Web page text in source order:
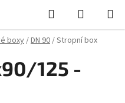
Hledat
KOŠÍK
boxy/DN 90/Stropní box
125 -